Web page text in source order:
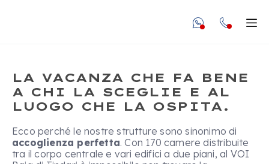
undefined
COMFORT PER
LA VACANZA CHE FA BENE
A CHI LA SCEGLIE E AL
LUOGO CHE LA OSPITA.
Ecco perché le nostre strutture sono sinonimo di
accoglienza perfetta. Con 170 camere distribuite
tra il corpo centrale e vari edifici a due piani, al VOI